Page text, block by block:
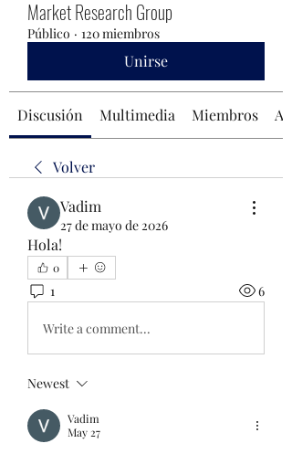
Market Research Group
Público · 120 miembros
Unirse
Discusión Multimedia Miembros
Volver
Vadim
27 de mayo de 2026
Hola!
0
1 6
Write a comment...
Newest
Vadim
May 27